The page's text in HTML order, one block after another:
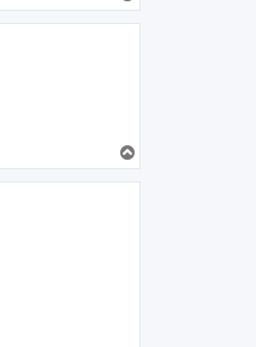
a
g
a
g